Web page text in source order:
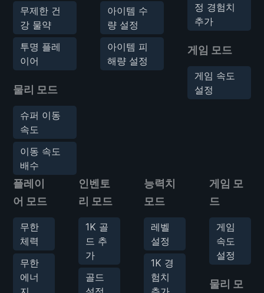
무제한 건
강 물약
투명 플레
이어
물리 모드
슈퍼 이동
속도
이동 속도
배수
아이템 수
량 설정
아이템 피
해량 설정
정 경험치
추가
게임 모드
게임 속도
설정
플레이
어 모드
무한
체력
무한
에너
인벤토
리 모드
1K 골
드 추
가
골드
능력치
모드
레벨
설정
1K 경
험치
게임 모
드
게임
속도
설정
물리 모